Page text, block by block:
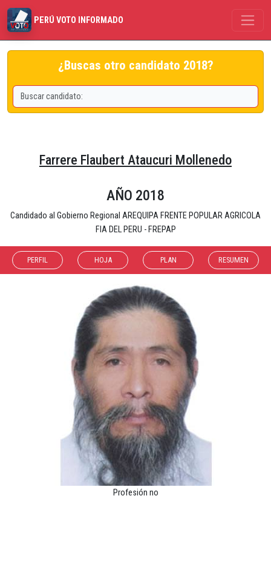
PERÚ VOTO INFORMADO
¿Buscas otro candidato 2018?
Farrere Flaubert Ataucuri Mollenedo
AÑO 2018
Candidado al Gobierno Regional AREQUIPA FRENTE POPULAR AGRICOLA
FIA DEL PERU - FREPAP
PERFIL HOJA PLAN RESUMEN
Profesión no